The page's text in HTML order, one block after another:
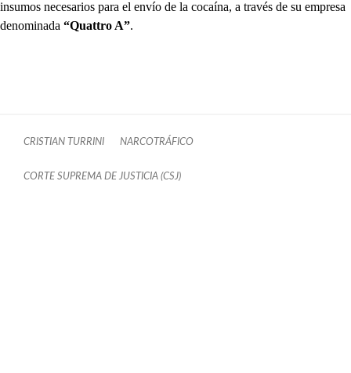
insumos necesarios para el envío de la cocaína, a través de su empresa
denominada “Quattro A”.
CRISTIAN TURRINI NARCOTRÁFICO
CORTE SUPREMA DE JUSTICIA (CSJ)